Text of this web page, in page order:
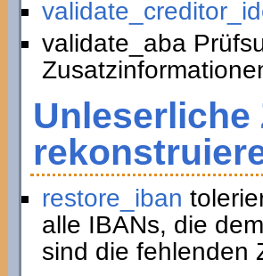
validate_aba
Unleserliche
restore_iban
alle IBANs, die
sind die fehlenden